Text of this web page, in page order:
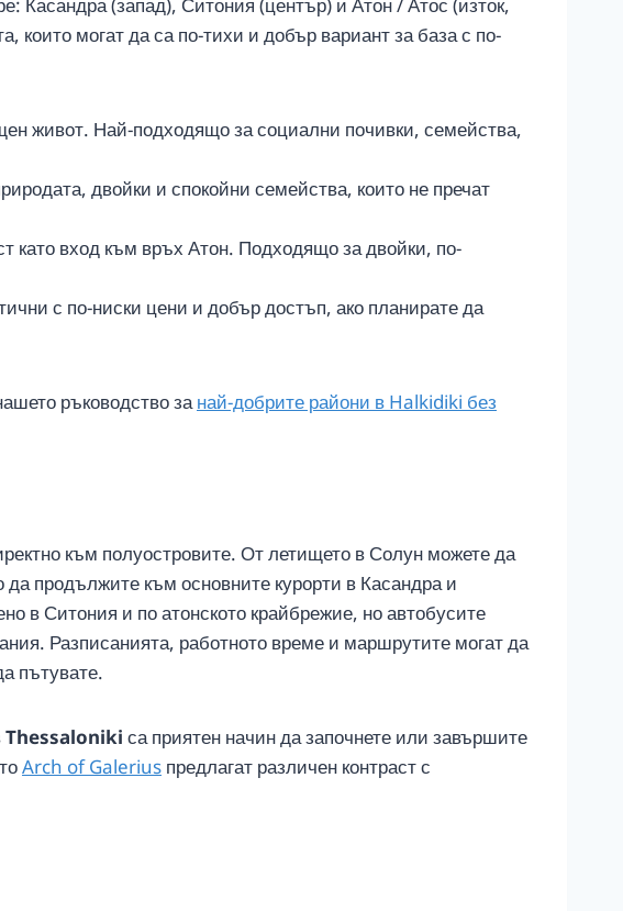
могат да са по-тихи и добър вариант за база с по-
живот. Най-подходящо за социални почивки, семейства,
двойки и спокойни семейства, които не пречат
като вход към връх Атон. Подходящо за двойки, по-
с по-ниски цени и добър достъп, ако планирате да
ръководство занай-добрите райони в Halkidiki без
към полуостровите. От летището в Солун можете да
продължите към основните курорти в Касандра и
в Ситония и по атонското крайбрежие, но автобусите
Разписанията, работното време и маршрутите могат да
пътувате.
Thessaloniki са приятен начин да започнете или завършите
Arch of Galerius предлагат различен контраст с